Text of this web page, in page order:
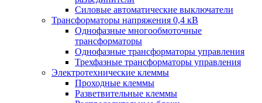
Силовые автоматические выключатели
Трансформаторы напряжения 0,4 кВ
Однофазные многообмоточные
трансформаторы
Однофазные трансформаторы управления
Трехфазные трансформаторы управления
Электротехнические клеммы
Проходные клеммы
Разветвительные клеммы